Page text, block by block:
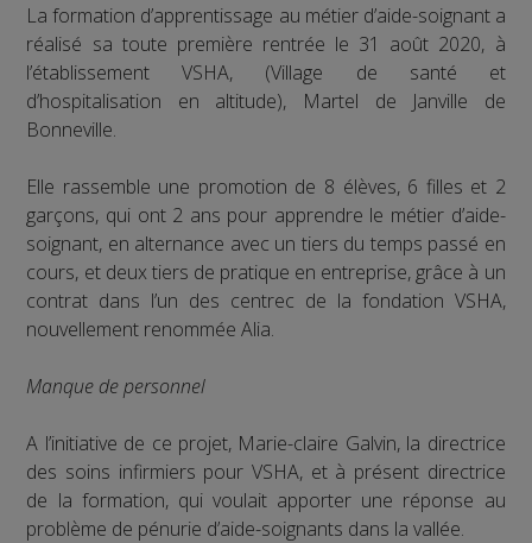
La formation d’apprentissage au métier d’aide-soignant a
réalisé sa toute première rentrée le 31 août 2020, à
l’établissement VSHA, (Village de santé et
d’hospitalisation en altitude), Martel de Janville de
Bonneville.
Elle rassemble une promotion de 8 élèves, 6 filles et 2
garçons, qui ont 2 ans pour apprendre le métier d’aide-
soignant, en alternance avec un tiers du temps passé en
cours, et deux tiers de pratique en entreprise, grâce à un
contrat dans l’un des centrec de la fondation VSHA,
nouvellement renommée Alia.
Manque de personnel
A l’initiative de ce projet, Marie-claire Galvin, la directrice
des soins infirmiers pour VSHA, et à présent directrice
de la formation, qui voulait apporter une réponse au
problème de pénurie d’aide-soignants dans la vallée.